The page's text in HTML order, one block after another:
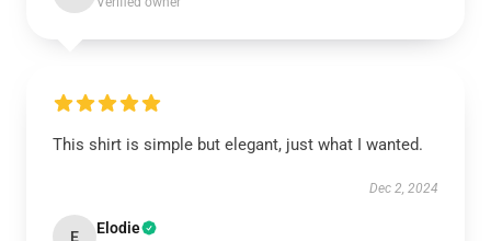
This shirt is simple but elegant, just what I wanted.
Dec 2, 2024
E Elodie